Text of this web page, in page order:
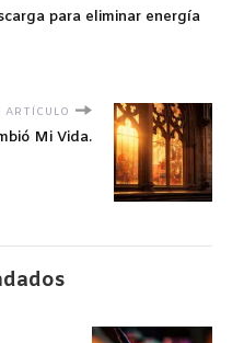
para eliminar energía
ARTÍCULO
Mi Vida.